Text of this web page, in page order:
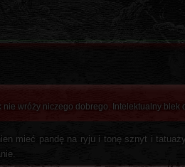
wróży niczego dobrego. Intelektualny blek
mieć pandę na ryju i tonę sznyt i